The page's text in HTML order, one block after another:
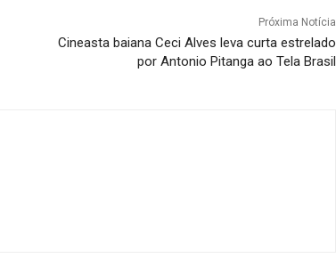
Próxima Notícia
Cineasta baiana Ceci Alves leva curta estrelado
por Antonio Pitanga ao Tela Brasil